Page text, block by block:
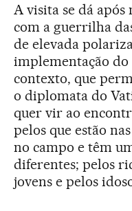
A visita se dá após
com a guerrilha
de elevada
implementação do
contexto, que
o diplomata do
quer vir ao
pelos que estão
no campo e têm
diferentes; pelos
jovens e pelos